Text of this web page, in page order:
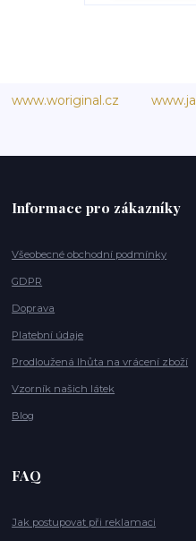
www.woriginal.cz
Informace pro zákazníky
Všeobecné obchodní podmínky
GDPR
Doprava
Platební údaje
Prodloužená lhůta na vrácení zboží
Vzorník našich látek
Blog
FAQ
Jak postupovat při reklamaci